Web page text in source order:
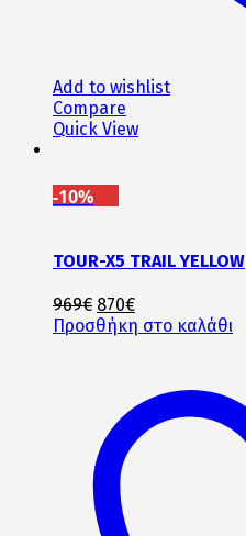
Add to wishlist
Compare
Quick View
-10%
TOUR-X5 TRAIL YELLOW
969€ Original
price
870€Η
τρέχουσα
870€.
Προσθήκη στο καλάθι